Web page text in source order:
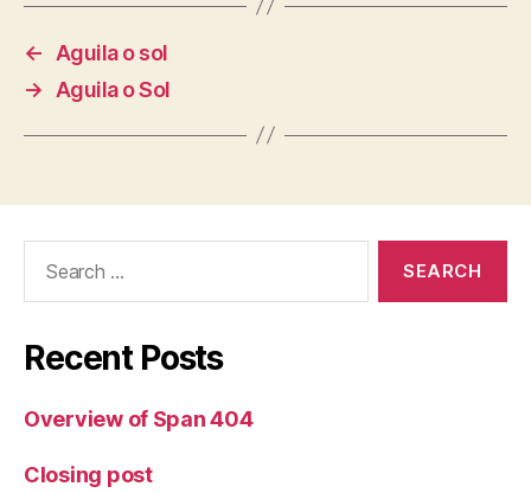
←
Aguila o sol
→
Aguila o Sol
Recent Posts
Overview of Span 404
Closing post